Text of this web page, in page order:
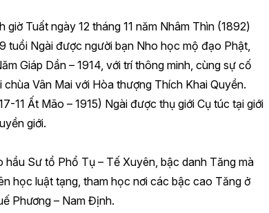
Tuất ngày 12 tháng 11 năm Nhâm Thìn (1892)
tuổi Ngài được người bạn Nho học mộ đạo Phật,
Giáp Dần – 1914, với trí thông minh, cùng sự cố
Vân Mai với Hòa thượng Thích Khai Quyền.
11 Ất Mão – 1915) Ngài được thụ giới Cụ túc tại giới
giới.
Sư tổ Phổ Tụ – Tế Xuyên, bậc danh Tăng mà
học luật tạng, tham học nơi các bậc cao Tăng ở
Phương – Nam Định.